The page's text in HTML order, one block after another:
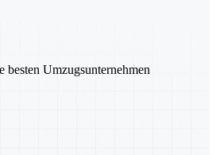
besten Umzugsunternehmen